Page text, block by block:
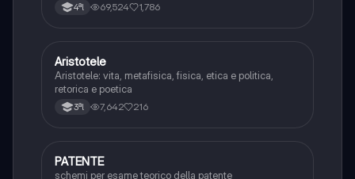
4ªl 69,524 1,786
Filosofia
Aristotele
Aristotele: vita, metafisica, fisica, etica e politica,
retorica e poetica
3ªl 7,642 216
Altro
PATENTE
schemi per esame teorico della patente